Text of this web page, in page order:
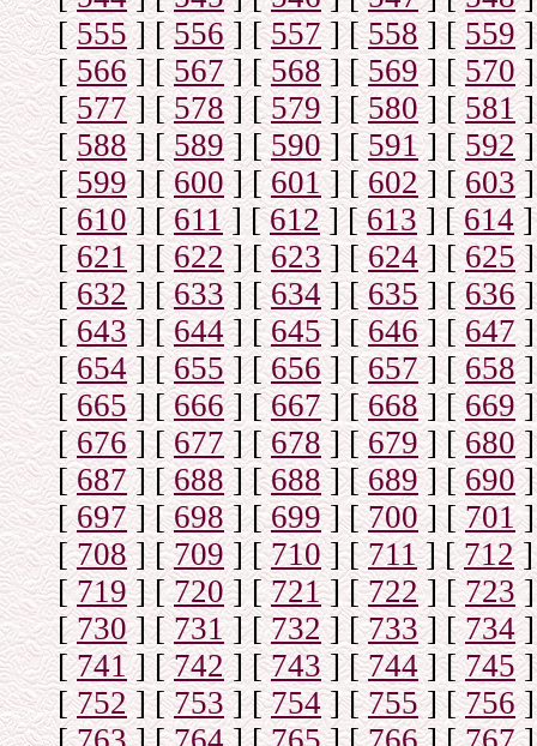
[555] [556] [557] [558] [559]
[566] [567] [568] [569] [570]
[577] [578] [579] [580] [581]
[588] [589] [590] [591] [592]
[599] [600] [ 601] [602] [603]
[610] [611] [612] [613] [614]
[621] [622] [623] [624] [625]
[632] [633] [634] [635] [636]
[643] [644] [645] [646] [647]
[654] [655] [656] [657] [658]
[665] [666] [667] [668] [669]
[676] [677] [678] [679] [680]
[687] [688] [688] [689] [690]
[697] [698] [699] [700] [701]
[708] [709] [710] [711] [712]
[719] [720] [721] [722] [723]
[730] [731] [732] [733] [734]
[741] [742] [743] [744] [745]
[752] [753] [754] [755] [756]